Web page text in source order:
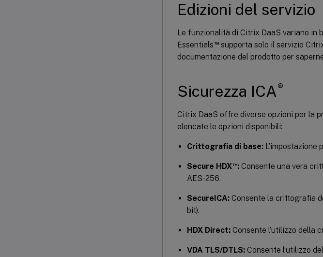
Edizioni del servizio
Le funzionalità di Citrix DaaS variano in
Essentials™supporta solo il servizio
documentazione del prodotto per
Sicurezza ICA®
Citrix DaaS offre diverse opzioni per la
elencate le opzioni disponibili:
Crittografia di base: L’impostazione
Secure HDX™:Consente una vera
AES-256.
SecureICA: Consente la crittografia
bit).
HDX Direct: Consente l’utilizzo della
VDA TLS/DTLS: Consente l’utilizzo